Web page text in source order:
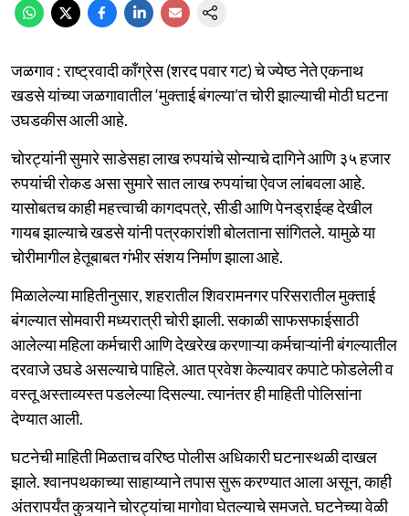
जळगाव : राष्ट्रवादी काँग्रेस (शरद पवार गट) चे ज्येष्ठ नेते एकनाथ
खडसे यांच्या जळगावातील ‘मुक्ताई बंगल्या’त चोरी झाल्याची मोठी घटना
उघडकीस आली आहे.
चोरट्यांनी सुमारे साडेसहा लाख रुपयांचे सोन्याचे दागिने आणि ३५ हजार
रुपयांची रोकड असा सुमारे सात लाख रुपयांचा ऐवज लांबवला आहे.
यासोबतच काही महत्त्वाची कागदपत्रे, सीडी आणि पेनड्राईव्ह देखील
गायब झाल्याचे खडसे यांनी पत्रकारांशी बोलताना सांगितले. यामुळे या
चोरीमागील हेतूबाबत गंभीर संशय निर्माण झाला आहे.
मिळालेल्या माहितीनुसार, शहरातील शिवरामनगर परिसरातील मुक्ताई
बंगल्यात सोमवारी मध्यरात्री चोरी झाली. सकाळी साफसफाईसाठी
आलेल्या महिला कर्मचारी आणि देखरेख करणाऱ्या कर्मचाऱ्यांनी बंगल्यातील
दरवाजे उघडे असल्याचे पाहिले. आत प्रवेश केल्यावर कपाटे फोडलेली व
वस्तू अस्ताव्यस्त पडलेल्या दिसल्या. त्यानंतर ही माहिती पोलिसांना
देण्यात आली.
घटनेची माहिती मिळताच वरिष्ठ पोलीस अधिकारी घटनास्थळी दाखल
झाले. श्वानपथकाच्या साहाय्याने तपास सुरू करण्यात आला असून, काही
अंतरापर्यंत कुत्र्याने चोरट्यांचा मागोवा घेतल्याचे समजते. घटनेच्या वेळी